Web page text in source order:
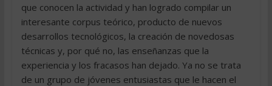
que conocen la actividad y han logrado compilar un
interesante corpus teórico, producto de nuevos
desarrollos tecnológicos, la creación de novedosas
técnicas y, por qué no, las enseñanzas que la
experiencia y los fracasos han dejado. Ya no se trata
de un grupo de jóvenes entusiastas que le hacen el